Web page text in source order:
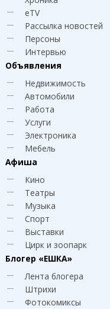
eTV
Рассылка новостей
Персоны
Интервью
Объявления
Недвижимость
Автомобили
Работа
Услуги
Электроника
Мебель
Афиша
Кино
Театры
Музыка
Спорт
Выставки
Цирк и зоопарк
Блогер «ЕШКА»
Лента блогера
Штрихи
Фотокомиксы